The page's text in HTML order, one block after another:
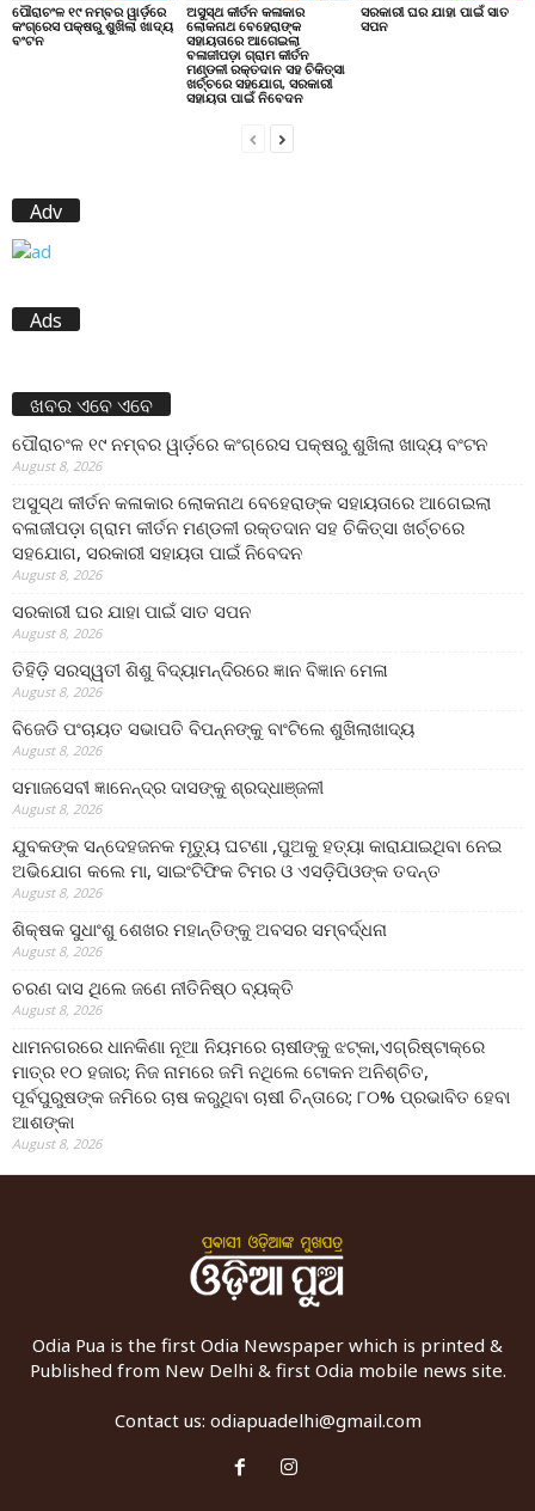
ପୌରାଚଂଳ ୧୯ ନମ୍ବର ୱାର୍ଡ଼ରେ
କଂଗ୍ରେସ ପକ୍ଷରୁ ଶୁଖିଲା ଖାଦ୍ୟ
ବଂଟନ
ଅସୁସ୍ଥ କୀର୍ତନ କଳାକାର
ଲୋକନାଥ ବେହେରାଙ୍କ
ସହାୟତାରେ ଆଗେଇଲା
ବଳାଜୀପଡ଼ା ଗ୍ରାମ କୀର୍ତନ
ମଣ୍ଡଳୀ ରକ୍ତଦାନ ସହ ଚିକିତ୍ସା
ଖର୍ଚ୍ଚରେ ସହଯୋଗ, ସରକାରୀ
ସହାୟତା ପାଇଁ ନିବେଦନ
ସରକାରୀ ଘର ଯାହା ପାଇଁ ସାତ
ସପନ
Adv
Ads
ଖବର ଏବେ ଏବେ
ପୌରାଚଂଳ ୧୯ ନମ୍ବର ୱାର୍ଡ଼ରେ କଂଗ୍ରେସ ପକ୍ଷରୁ ଶୁଖିଲା ଖାଦ୍ୟ ବଂଟନ
August 8, 2026
ଅସୁସ୍ଥ କୀର୍ତନ କଳାକାର ଲୋକନାଥ ବେହେରାଙ୍କ ସହାୟତାରେ ଆଗେଇଲା
ବଳାଜୀପଡ଼ା ଗ୍ରାମ କୀର୍ତନ ମଣ୍ଡଳୀ ରକ୍ତଦାନ ସହ ଚିକିତ୍ସା ଖର୍ଚ୍ଚରେ
ସହଯୋଗ, ସରକାରୀ ସହାୟତା ପାଇଁ ନିବେଦନ
August 8, 2026
ସରକାରୀ ଘର ଯାହା ପାଇଁ ସାତ ସପନ
August 8, 2026
ତିହିଡି଼ ସରସ୍ୱତୀ ଶିଶୁ ବିଦ୍ୟାମନ୍ଦିରରେ ଜ୍ଞାନ ବିଜ୍ଞାନ ମେଳା
August 8, 2026
ବିଜେଡି ପଂଚାୟତ ସଭାପତି ବିପନ୍ନଙ୍କୁ ବାଂଟିଲେ ଶୁଖିଲାଖାଦ୍ୟ
August 8, 2026
ସମାଜସେବୀ ଜ୍ଞାନେନ୍ଦ୍ର ଦାସଙ୍କୁ ଶ୍ରଦ୍ଧାଞ୍ଜଳୀ
August 8, 2026
ଯୁବକଙ୍କ ସନ୍ଦେହଜନକ ମୃତ୍ୟୁ ଘଟଣା ,ପୁଅକୁ ହତ୍ୟା କାରାଯାଇଥିବା ନେଇ
ଅଭିଯୋଗ କଲେ ମା, ସାଇଂଟିଫିକ ଟିମର ଓ ଏସଡ଼ିପିଓଙ୍କ ତଦନ୍ତ
August 8, 2026
ଶିକ୍ଷକ ସୁଧାଂଶୁ ଶେଖର ମହାନ୍ତିଙ୍କୁ ଅବସର ସମ୍ବର୍ଦ୍ଧନା
August 8, 2026
ଚରଣ ଦାସ ଥିଲେ ଜଣେ ନୀତିନିଷ୍ଠ ବ୍ୟକ୍ତି
August 8, 2026
ଧାମନଗରରେ ଧାନକିଣା ନୂଆ ନିୟମରେ ଚାଷୀଙ୍କୁ ଝଟ୍‌କା,ଏଗ୍ରିଷ୍ଟାକ୍‌ରେ
ମାତ୍ର ୧୦ ହଜାର; ନିଜ ନାମରେ ଜମି ନଥିଲେ ଟୋକନ ଅନିଶ୍ଚିତ,
ପୂର୍ବପୁରୁଷଙ୍କ ଜମିରେ ଚାଷ କରୁଥିବା ଚାଷୀ ଚିନ୍ତାରେ; ୮୦% ପ୍ରଭାବିତ ହେବା
ଆଶଙ୍କା
August 8, 2026
Odia Pua is the first Odia Newspaper which is printed &
Published from New Delhi & first Odia mobile news site.
Contact us: odiapuadelhi@gmail.com